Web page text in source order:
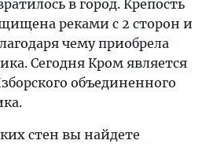
в город. Крепость
реками с 2 сторон и
чему приобрела
Сегодня Кром является
объединенного
стен вы найдете